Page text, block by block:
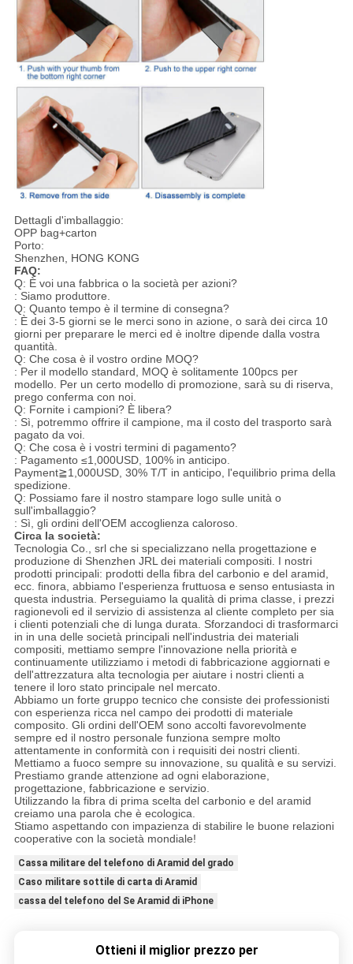
Dettagli d'imballaggio:
OPP bag+carton
Porto:
Shenzhen, HONG KONG
FAQ:
Q: È voi una fabbrica o la società per azioni?
: Siamo produttore.
Q: Quanto tempo è il termine di consegna?
: È dei 3-5 giorni se le merci sono in azione, o sarà dei circa 10
giorni per preparare le merci ed è inoltre dipende dalla vostra
quantità.
Q: Che cosa è il vostro ordine MOQ?
: Per il modello standard, MOQ è solitamente 100pcs per
modello. Per un certo modello di promozione, sarà su di riserva,
prego conferma con noi.
Q: Fornite i campioni? È libera?
: Sì, potremmo offrire il campione, ma il costo del trasporto sarà
pagato da voi.
Q: Che cosa è i vostri termini di pagamento?
: Pagamento ≤1,000USD, 100% in anticipo.
Payment≧1,000USD, 30% T/T in anticipo, l'equilibrio prima della
spedizione.
Q: Possiamo fare il nostro stampare logo sulle unità o
sull'imballaggio?
: Sì, gli ordini dell'OEM accoglienza caloroso.
Circa la società:
Tecnologia Co., srl che si specializzano nella progettazione e
produzione di Shenzhen JRL dei materiali compositi. I nostri
prodotti principali: prodotti della fibra del carbonio e del aramid,
ecc. finora, abbiamo l'esperienza fruttuosa e senso entusiasta in
questa industria. Perseguiamo la qualità di prima classe, i prezzi
ragionevoli ed il servizio di assistenza al cliente completo per sia
i clienti potenziali che di lunga durata. Sforzandoci di trasformarci
in in una delle società principali nell'industria dei materiali
compositi, mettiamo sempre l'innovazione nella priorità e
continuamente utilizziamo i metodi di fabbricazione aggiornati e
dell'attrezzatura alta tecnologia per aiutare i nostri clienti a
tenere il loro stato principale nel mercato.
Abbiamo un forte gruppo tecnico che consiste dei professionisti
con esperienza ricca nel campo dei prodotti di materiale
composito. Gli ordini dell'OEM sono accolti favorevolmente
sempre ed il nostro personale funziona sempre molto
attentamente in conformità con i requisiti dei nostri clienti.
Mettiamo a fuoco sempre su innovazione, su qualità e su servizi.
Prestiamo grande attenzione ad ogni elaborazione,
progettazione, fabbricazione e servizio.
Utilizzando la fibra di prima scelta del carbonio e del aramid
creiamo una parola che è ecologica.
Stiamo aspettando con impazienza di stabilire le buone relazioni
cooperative con la società mondiale!
Cassa militare del telefono di Aramid del grado
Caso militare sottile di carta di Aramid
cassa del telefono del Se Aramid di iPhone
Ottieni il miglior prezzo per